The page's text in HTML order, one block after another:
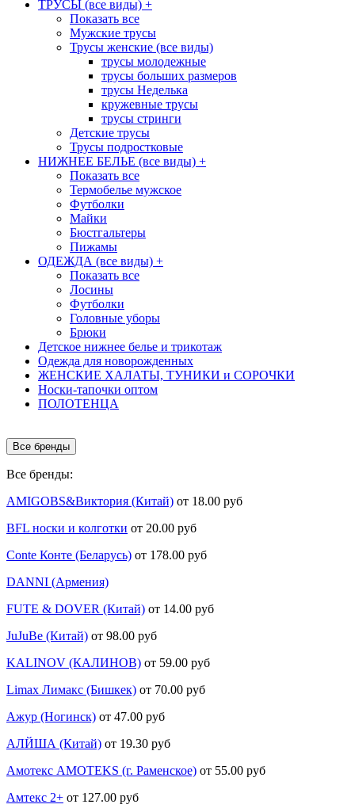
ТРУСЫ (все виды) +
Показать все
Мужские трусы
Трусы женские (все виды)
трусы молодежные
трусы больших размеров
трусы Неделька
кружевные трусы
трусы стринги
Детские трусы
Трусы подростковые
НИЖНЕЕ БЕЛЬЕ (все виды) +
Показать все
Термобелье мужское
Футболки
Майки
Бюстгальтеры
Пижамы
ОДЕЖДА (все виды) +
Показать все
Лосины
Футболки
Головные уборы
Брюки
Детское нижнее белье и трикотаж
Одежда для новорожденных
ЖЕНСКИЕ ХАЛАТЫ, ТУНИКИ и СОРОЧКИ
Носки-тапочки оптом
ПОЛОТЕНЦА
Все бренды
Все бренды:
AMIGOBS&Виктория (Китай) от 18.00 руб
BFL носки и колготки от 20.00 руб
Conte Конте (Беларусь) от 178.00 руб
DANNI (Армения)
FUTE & DOVER (Китай) от 14.00 руб
JuJuBe (Китай) от 98.00 руб
KALINOV (КАЛИНОВ) от 59.00 руб
Limax Лимакс (Бишкек) от 70.00 руб
Ажур (Ногинск) от 47.00 руб
АЛЙША (Китай) от 19.30 руб
Амотекс AMOTEKS (г. Раменское) от 55.00 руб
Амтекс 2+ от 127.00 руб